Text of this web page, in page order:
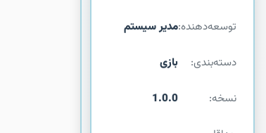
توسعه‌دهنده:مدیر سیستم
دسته‌بندی: بازی
نسخه: 1.0.0